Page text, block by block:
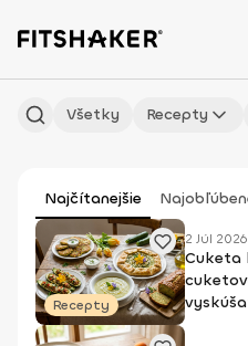
Všetky Recepty
Najčítanejšie
Recepty
2 Júl 2026
Cuketa